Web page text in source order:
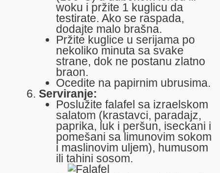
woku i pržite 1 kuglicu da
testirate. Ako se raspada,
dodajte malo brašna.
Pržite kuglice u serijama po
nekoliko minuta sa svake
strane, dok ne postanu zlatno
braon.
Ocedite na papirnim ubrusima.
Serviranje:
Poslužite falafel sa izraelskom
salatom (krastavci, paradajz,
paprika, luk i peršun, iseckani i
pomešani sa limunovim sokom
i maslinovim uljem), humusom
ili tahini sosom.